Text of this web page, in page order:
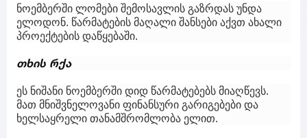
ნოემბერში ლომები შემოსავლის გაზრდას უნდა
ელოდონ. წარმატების მაღალი შანსები აქვთ ახალი
პროექტების დაწყებაში.
თხის რქა
ეს ნიშანი ნოემბერში დიდ წარმატებებს მიაღწევს.
მათ მნიშვნელოვანი ფინანსური გარიგებები და
ხელსაყრელი თანამშრომლობა ელით.